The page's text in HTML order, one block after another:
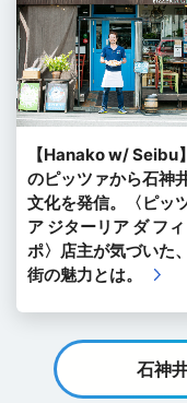
【Hanako w/ Seibu
のピッツァから石神
文化を発信。〈ピッ
ア ジターリア ダ フ
ポ〉店主が気づいた
街の魅力とは。
石神